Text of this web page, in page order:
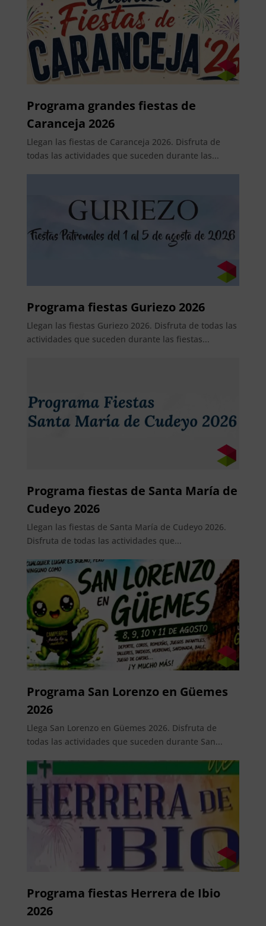
Programa grandes fiestas de
Caranceja 2026
Llegan las fiestas de Caranceja 2026. Disfruta de
todas las actividades que suceden durante las...
Programa fiestas Guriezo 2026
Llegan las fiestas Guriezo 2026. Disfruta de todas las
actividades que suceden durante las fiestas...
Programa fiestas de Santa María de
Cudeyo 2026
Llegan las fiestas de Santa María de Cudeyo 2026.
Disfruta de todas las actividades que...
Programa San Lorenzo en Güemes
2026
Llega San Lorenzo en Güemes 2026. Disfruta de
todas las actividades que suceden durante San...
Programa fiestas Herrera de Ibio
2026